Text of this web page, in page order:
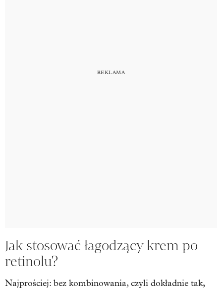
Jak stosować łagodzący krem po
retinolu?
Najprościej: bez kombinowania, czyli dokładnie tak,